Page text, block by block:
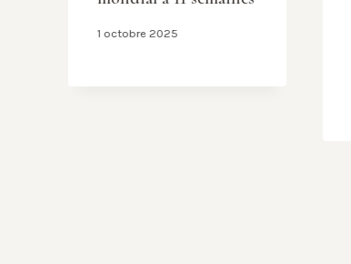
1 octobre 2025